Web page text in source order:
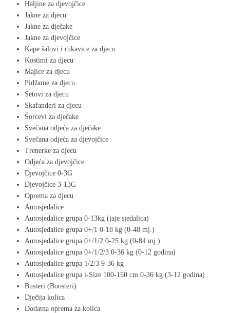
Haljine za djevojčice
Jakne za djecu
Jakne za dječake
Jakne za djevojčice
Kape šalovi i rukavice za djecu
Kostimi za djecu
Majice za djecu
Pidžame za djecu
Setovi za djecu
Skafanderi za djecu
Šorcevi za dječake
Svečana odjeća za dječake
Svečana odjeća za djevojčice
Trenerke za djecu
Odjeća za djevojčice
Djevojčice 0-3G
Djevojčice 3-13G
Oprema za djecu
Autosjedalice
Autosjedalice grupa 0-13kg (jaje sjedalica)
Autosjedalice grupa 0+/1 0-18 kg (0-48 mj.)
Autosjedalice grupa 0+/1/2 0-25 kg (0-84 mj.)
Autosjedalice grupa 0+/1/2/3 0-36 kg (0-12 godina)
Autosjedalice grupa 1/2/3 9-36 kg
Autosjedalice grupa i-Size 100-150 cm 0-36 kg (3-12 godina)
Busteri (Boosteri)
Dječija kolica
Dodatna oprema za kolica